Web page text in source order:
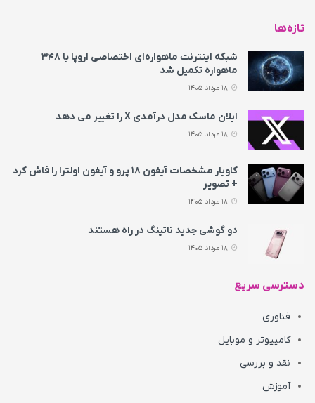
تازه‌ها
شبکه اینترنت ماهواره‌ای اختصاصی اروپا با ۳۴۸
ماهواره تکمیل شد
ایلان ماسک مدل درآمدی X را تغییر می‌ دهد
کاویار مشخصات آیفون ۱۸ پرو و آیفون اولترا را فاش کرد
+ تصویر
دو گوشی جدید ناتینگ در راه هستند
دسترسی سریع
فناوری
کامپیوتر و موبایل
نقد و بررسی
آموزش